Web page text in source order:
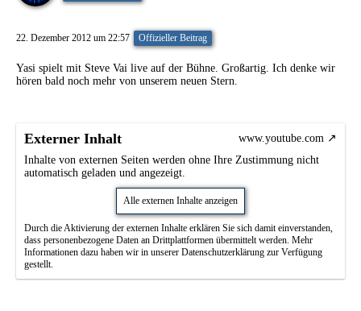
22. Dezember 2012 um 22:57 Offizieller Beitrag
Yasi spielt mit Steve Vai live auf der Bühne. Großartig. Ich denke wir
hören bald noch mehr von unserem neuen Stern.
Externer Inhalt
www.youtube.com
Inhalte von externen Seiten werden ohne Ihre Zustimmung nicht
automatisch geladen und angezeigt.
Alle externen Inhalte anzeigen
Durch die Aktivierung der externen Inhalte erklären Sie sich damit einverstanden,
dass personenbezogene Daten an Drittplattformen übermittelt werden. Mehr
Informationen dazu haben wir in unserer Datenschutzerklärung zur Verfügung
gestellt.